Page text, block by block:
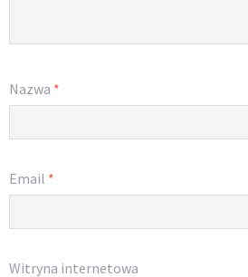
Nazwa *
Email *
Witryna internetowa